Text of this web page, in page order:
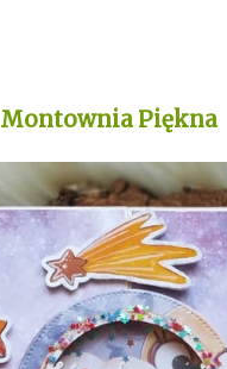
Montownia Piękna